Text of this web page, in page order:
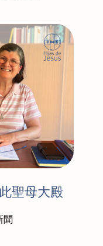
聖母大殿
聞